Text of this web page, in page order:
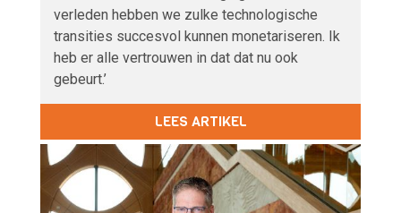
verleden hebben we zulke technologische
transities succesvol kunnen monetariseren. Ik
heb er alle vertrouwen in dat dat nu ook
gebeurt.’
LEES ARTIKEL